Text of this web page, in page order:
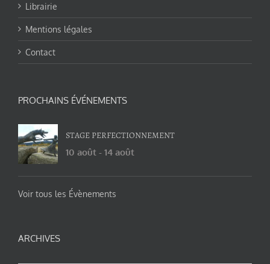
Librairie
Mentions légales
Contact
PROCHAINS ÉVÉNEMENTS
STAGE PERFECTIONNEMENT
10 août - 14 août
Voir tous les Évènements
ARCHIVES